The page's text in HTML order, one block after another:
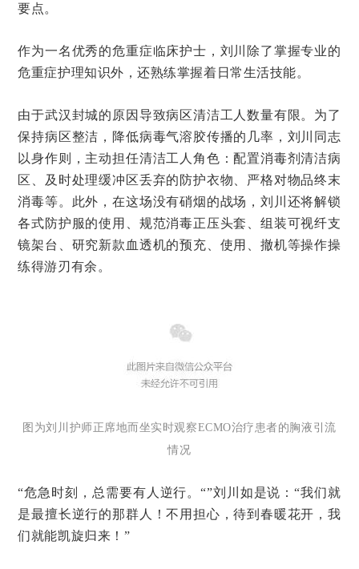
要点。
作为一名优秀的危重症临床护士，刘川除了掌握专业的
危重症护理知识外，还熟练掌握着日常生活技能。
由于武汉封城的原因导致病区清洁工人数量有限。为了
保持病区整洁，降低病毒气溶胶传播的几率，刘川同志
以身作则，主动担任清洁工人角色：配置消毒剂清洁病
区、及时处理缓冲区丢弃的防护衣物、严格对物品终末
消毒等。此外，在这场没有硝烟的战场，刘川还将解锁
各式防护服的使用、规范消毒正压头套、组装可视纤支
镜架台、研究新款血透机的预充、使用、撤机等操作操
练得游刃有余。
图为刘川护师正席地而坐实时观察ECMO治疗患者的胸液引流
情况
“危急时刻，总需要有人逆行。“”刘川如是说：“我们就
是最擅长逆行的那群人！不用担心，待到春暖花开，我
们就能凯旋归来！”